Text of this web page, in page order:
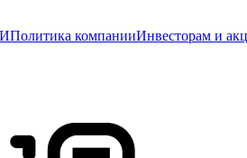
Политика компанииИнвесторам и